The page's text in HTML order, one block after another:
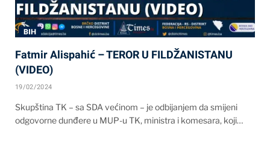
BIH
Fatmir Alispahić – TEROR U FILDŽANISTANU
(VIDEO)
19/02/2024
Skupština TK – sa SDA većinom – je odbijanjem da smijeni
odgovorne dunđere u MUP-u TK, ministra i komesara, koji…